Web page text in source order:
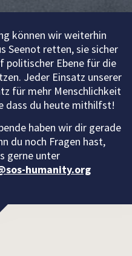
können wir weiterhin
Seenot retten, sie sicher
politischer Ebene für die
Jeder Einsatz unserer
für mehr Menschlichkeit
dass du heute mithilfst!
haben wir dir gerade
du noch Fragen hast,
gerne unter
humanity.org